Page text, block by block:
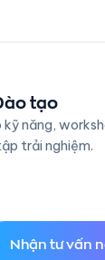
tạo
năng,
trải nghiệm.
Nhận tư vấn